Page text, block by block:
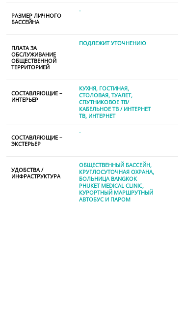
РАЗМЕР ЛИЧНОГО
БАССЕЙНА
-
ПЛАТА ЗА
ОБСЛУЖИВАНИЕ
ОБЩЕСТВЕННОЙ
ТЕРРИТОРИЕЙ
ПОДЛЕЖИТ УТОЧНЕНИЮ
СОСТАВЛЯЮЩИЕ –
ИНТЕРЬЕР
КУХНЯ ГОСТИНАЯ
СТОЛОВАЯ ТУАЛЕТ
СПУТНИКОВОЕ ТВ/
КАБЕЛЬНОЕ ТВ / ИНТЕРНЕТ
TВ ИНТЕРНЕТ
СОСТАВЛЯЮЩИЕ –
ЭКСТЕРЬЕР
-
УДОБСТВА /
ИНФРАСТРУКТУРА
ОБЩЕСТВЕННЫЙ БАССЕЙН
КРУГЛОСУТОЧНАЯ ОХРАНА
БОЛЬНИЦА BANGKOK
PHUKET MEDICAL CLINIC
КУРОРТНЫЙ МАРШРУТНЫЙ
АВТОБУС И ПАРОМ